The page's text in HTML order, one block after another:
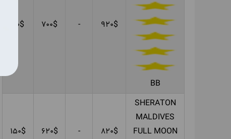
BB
920$
-
700$
90$
SHERATON
MALDIVES
FULL MOON
820$
-
620$
150$